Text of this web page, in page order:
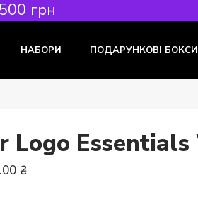
грн
НАБОРИ ПОДАРУНКОВІ БОКСИ
Logo
₴